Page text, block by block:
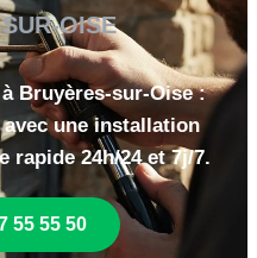
OISE
Bruyères-sur-Oise :
une installation
rapide 24h/24 et 7j/7.
55 55 50